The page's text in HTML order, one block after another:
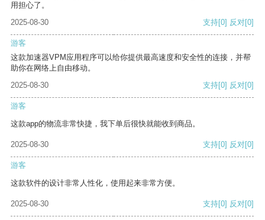
用担心了。
2025-08-30
支持[0] 反对[0]
游客
这款加速器VPM应用程序可以给你提供最高速度和安全性的连接，并帮
助你在网络上自由移动。
2025-08-30
支持[0] 反对[0]
游客
这款app的物流非常快捷，我下单后很快就能收到商品。
2025-08-30 支持[0] 反对[0]
游客
这款软件的设计非常人性化，使用起来非常方便。
2025-08-30 支持[0] 反对[0]